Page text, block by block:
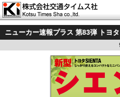
ニューカー速報プラス 第83弾 トヨ